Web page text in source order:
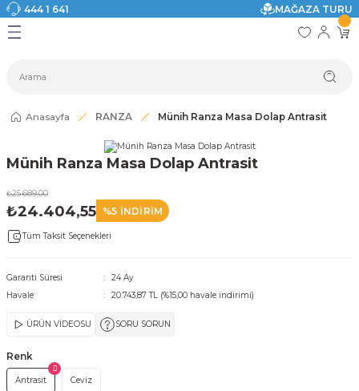
444 1 641
MAĞAZA TURU
Geri Dön
Geri Dön
Geri Dön
Geri Dön
Geri Dön
Geri Dön
Anasayfa RANZA Münih Ranza Masa Dolap Antrasit
Münih Ranza Masa Dolap Antrasit
₺25.689,00
₺24.404,55 %5 İNDİRİM
Tüm Taksit Seçenekleri
Garanti Süresi
24 Ay
Havale
20.743,87 TL (%15,00 havale indirimi)
ÜRÜN VİDEOSU SORU SORUN
Renk
Antrasit Ceviz